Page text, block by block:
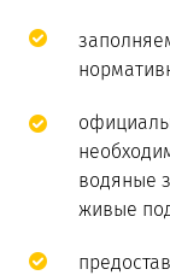
водяные
живые